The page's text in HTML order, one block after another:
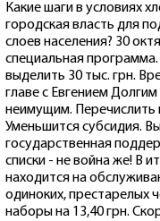
Какие шаги в условиях
городская власть для
слоев населения? 30
специальная
выделить 30 тыс. грн.
главе с Евгением
неимущим. Перечислить
Уменьшится субсидия.
государственная
списки - не война же! В
находится на
одиноких, престарелых
наборы на 13,40 грн.